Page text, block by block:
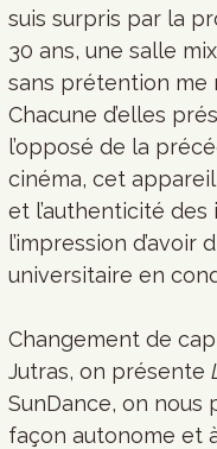
suis surpris par la
30 ans, une salle
sans prétention me
Chacune d’elles
l’opposé de la
cinéma, cet
et l’authenticité
l’impression
universitaire en
Changement de
Jutras, on présente
SunDance, on nous
façon autonome et